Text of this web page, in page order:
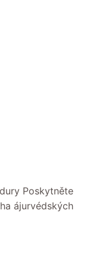
Poskytněte
ájurvédských